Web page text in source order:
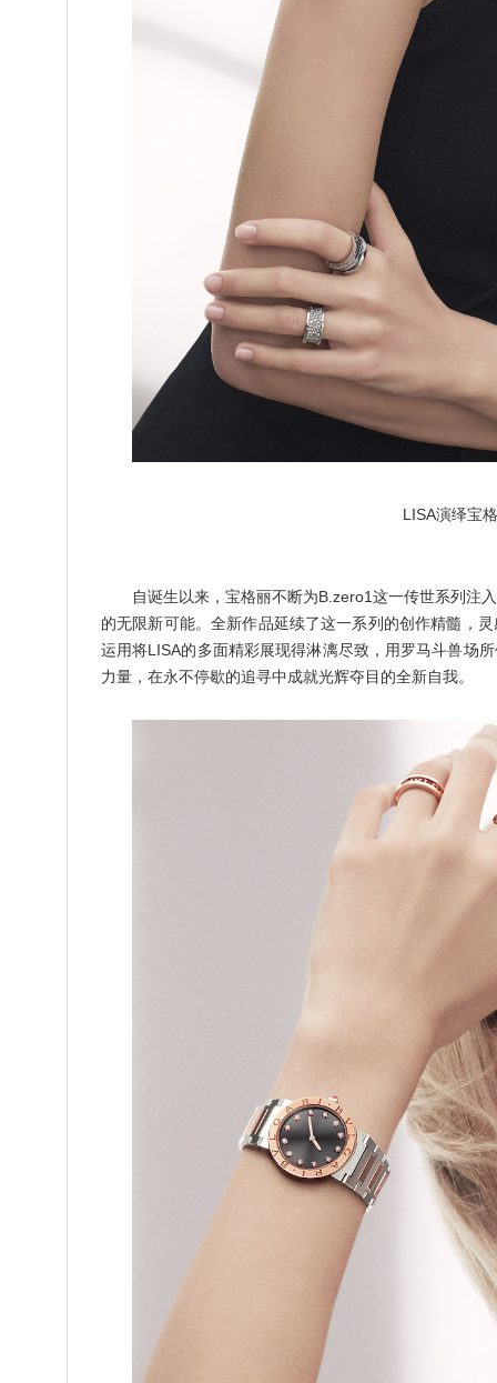
LISA演绎宝
自诞生以来，宝格丽不断为B.zero1这一传世系列注
的无限新可能。全新作品延续了这一系列的创作精髓，
运用将LISA的多面精彩展现得淋漓尽致，用罗马斗兽场
力量，在永不停歇的追寻中成就光辉夺目的全新自我。